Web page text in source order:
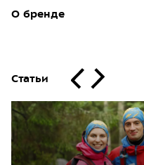
О бренде
Статьи